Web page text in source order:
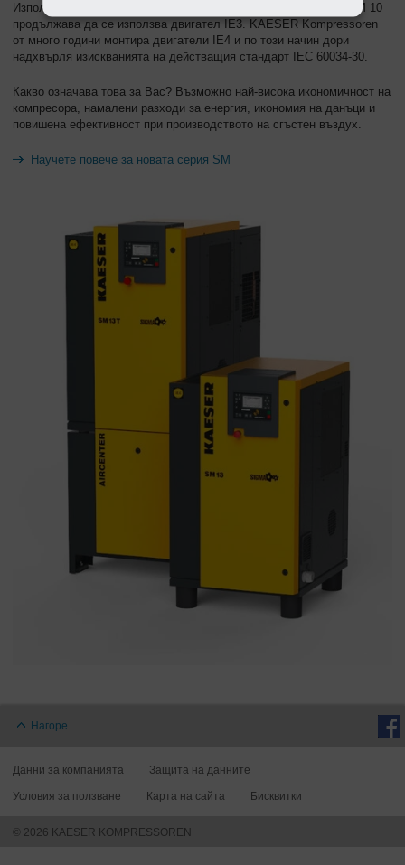
Използване на двигатели IE4 при моделите SM 13/16, а при SM 10
продължава да се използва двигател IE3. KAESER Kompressoren
от много години монтира двигатели IE4 и по този начин дори
надхвърля изискванията на действащия стандарт IEC 60034-30.
Какво означава това за Вас? Възможно най-висока икономичност на
компресора, намалени разходи за енергия, икономия на данъци и
повишена ефективност при производството на сгъстен въздух.
Научете повече за новата серия SM
Нагоре
Данни за компанията Защита на данните
Условия за ползване Карта на сайта Бисквитки
© 2026 KAESER KOMPRESSOREN